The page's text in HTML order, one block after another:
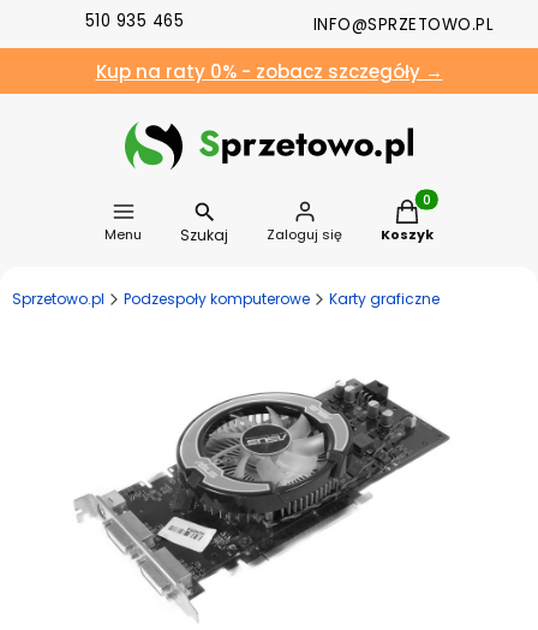
510 935 465 INFO@SPRZETOWO.PL
Kup na raty 0% - zobacz szczegóły →
Menu Szukaj Zaloguj się
Produkty w
Koszyk
Sprzetowo.pl Podzespoły komputerowe Karty graficzne